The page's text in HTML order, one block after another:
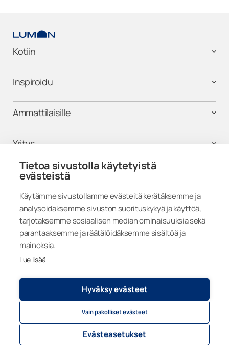
Tietoa sivustolla käytetyistä
evästeistä
Käytämme sivustollamme evästeitä kerätäksemme ja
analysoidaksemme sivuston suorituskykyä ja käyttöä,
tarjotaksemme sosiaalisen median ominaisuuksia sekä
parantaaksemme ja räätälöidäksemme sisältöä ja
mainoksia.
Lue lisää
Hyväksy evästeet
Vain pakolliset evästeet
Evästeasetukset
Kotiin
Inspiroidu
Ammattilaisille
Yritys
Tuki
Seuraa meitä
Finland
Lumon Group